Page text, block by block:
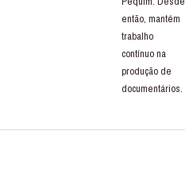
então, mantém
trabalho
contínuo na
produção de
documentários.